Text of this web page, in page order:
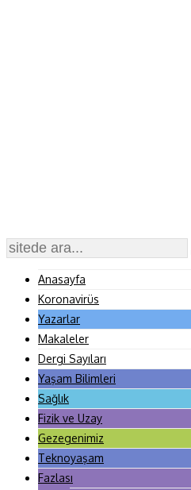
Anasayfa
Koronavirüs
Yazarlar
Makaleler
Dergi Sayıları
Yaşam Bilimleri
Sağlık
Fizik ve Uzay
Gezegenimiz
Teknoyaşam
Fazlası